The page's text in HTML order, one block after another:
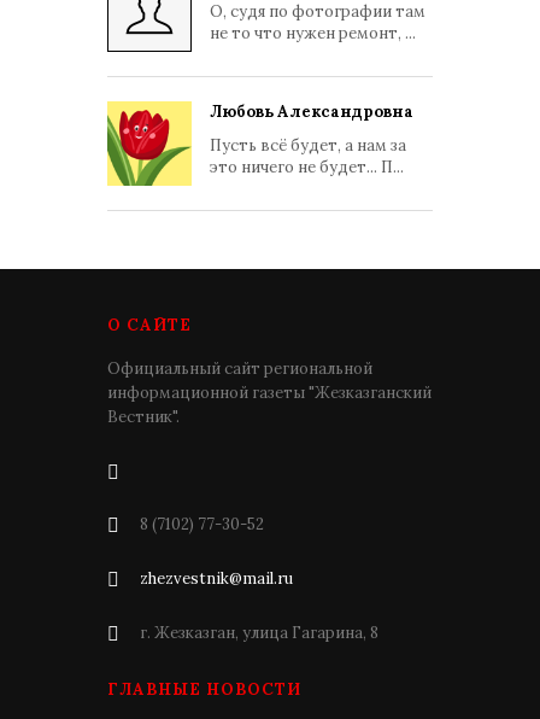
О, судя по фотографии там
не то что нужен ремонт, ...
Любовь Александровна
Пусть всё будет, а нам за
это ничего не будет... П...
О САЙТЕ
Официальный сайт региональной
информационной газеты "Жезказганский
Вестник".
8 (7102) 77-30-52
zhezvestnik@mail.ru
г. Жезказган, улица Гагарина, 8
ГЛАВНЫЕ НОВОСТИ